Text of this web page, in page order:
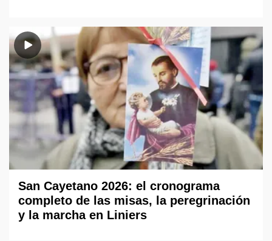
San Cayetano 2026: el cronograma
completo de las misas, la peregrinación
y la marcha en Liniers